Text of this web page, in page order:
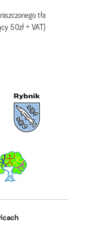
tła
50zł + VAT)